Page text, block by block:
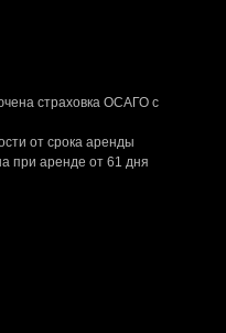
страховка ОСАГО с
от срока аренды
при аренде от 61 дня